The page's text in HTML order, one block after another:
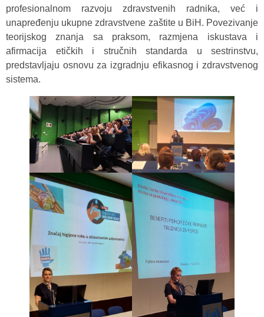
profesionalnom razvoju zdravstvenih radnika, već i
unapređenju ukupne zdravstvene zaštite u BiH. Povezivanje
teorijskog znanja sa praksom, razmjena iskustava i
afirmacija etičkih i stručnih standarda u sestrinstvu,
predstavljaju osnovu za izgradnju efikasnog i zdravstvenog
sistema.